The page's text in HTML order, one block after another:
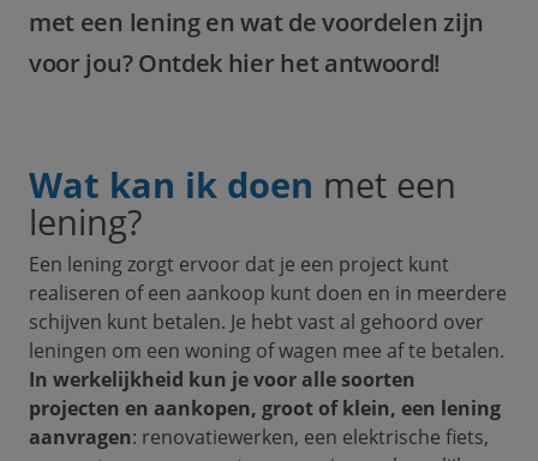
met een lening en wat de voordelen zijn
voor jou? Ontdek hier het antwoord!
Wat kan ik doen met een
lening?
Een lening zorgt ervoor dat je een project kunt
realiseren of een aankoop kunt doen en in meerdere
schijven kunt betalen. Je hebt vast al gehoord over
leningen om een woning of wagen mee af te betalen.
In werkelijkheid kun je voor alle soorten
projecten en aankopen, groot of klein, een lening
aanvragen: renovatiewerken, een elektrische fiets,